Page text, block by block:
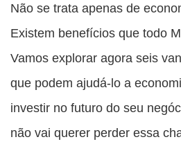
Não se trata apenas de
Existem benefícios que todo
Vamos explorar agora seis
que podem ajudá-lo a
investir no futuro do seu
não vai querer perder essa